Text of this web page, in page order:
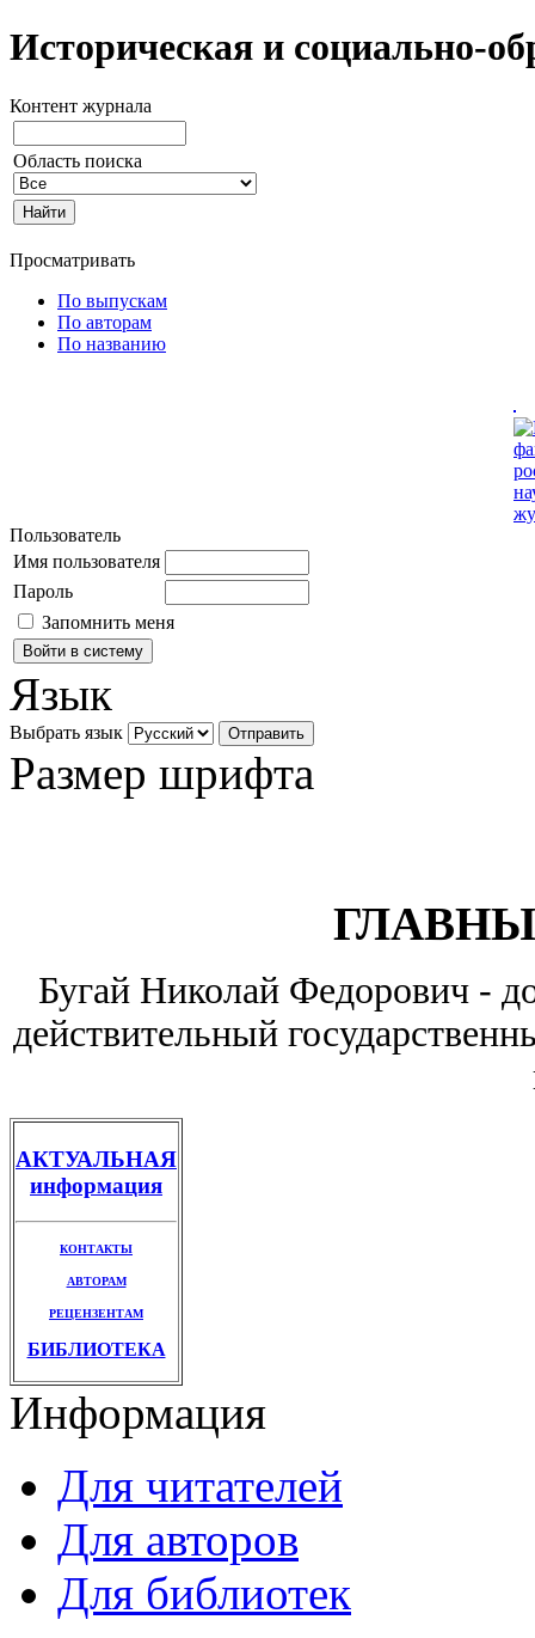
Историческая и социально-
Контент журнала
Область поиска
Просматривать
По выпускам
По авторам
По названию
Пользователь
Имя пользователя
Пароль
Запомнить меня
Язык
Выбрать язык
Размер шрифта
Бугай Николай Федорович -
действительный
АКТУАЛЬНАЯ
информация
КОНТАКТЫ
АВТОРАМ
РЕЦЕНЗЕНТАМ
БИБЛИОТЕКА
Информация
Для читателей
Для авторов
Для библиотек